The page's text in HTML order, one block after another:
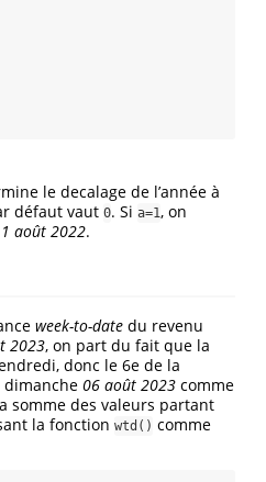
le decalage de l’année à
défaut vaut 0. Si a=1, on
août 2022.
week-to-date du revenu
2023, on part du fait que la
donc le 6e de la
dimanche 06 août 2023 comme
somme des valeurs partant
la fonction wtd() comme